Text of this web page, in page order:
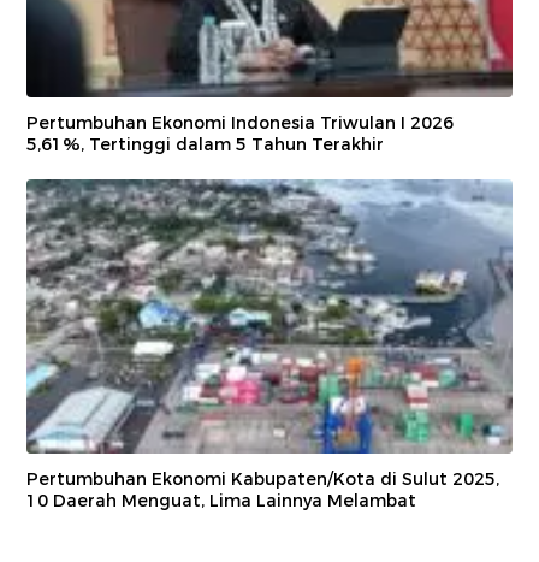
Pertumbuhan Ekonomi Indonesia Triwulan I 2026
5,61%, Tertinggi dalam 5 Tahun Terakhir
Pertumbuhan Ekonomi Kabupaten/Kota di Sulut 2025,
10 Daerah Menguat, Lima Lainnya Melambat